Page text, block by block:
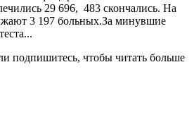
29 696, 483 скончались. На
3 197 больных.За минувшие
подпишитесь, чтобы читать больше